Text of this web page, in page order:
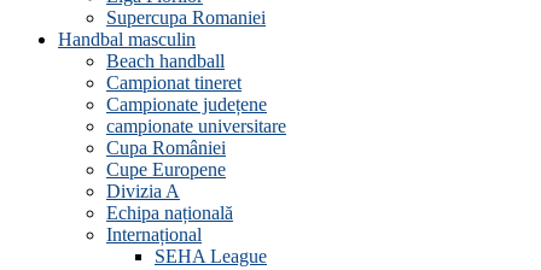
Supercupa Romaniei
Handbal masculin
Beach handball
Campionat tineret
Campionate județene
campionate universitare
Cupa României
Cupe Europene
Divizia A
Echipa națională
Internațional
SEHA League